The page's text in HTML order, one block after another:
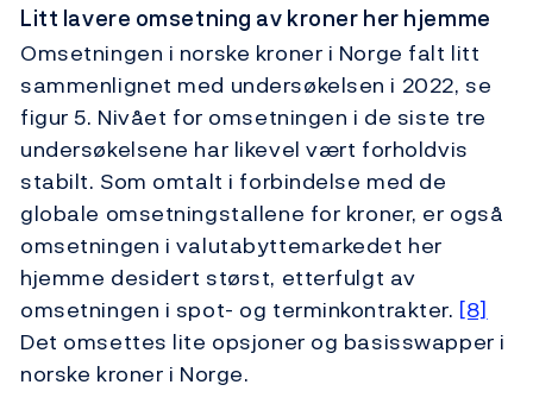
Litt lavere omsetning av kroner her hjemme
Omsetningen i norske kroner i Norge falt litt
sammenlignet med undersøkelsen i 2022, se
figur 5. Nivået for omsetningen i de siste tre
undersøkelsene har likevel vært forholdvis
stabilt. Som omtalt i forbindelse med de
globale omsetningstallene for kroner, er også
omsetningen i valutabyttemarkedet her
hjemme desidert størst, etterfulgt av
omsetningen i spot- og terminkontrakter. [8]
Det omsettes lite opsjoner og basisswapper i
norske kroner i Norge.